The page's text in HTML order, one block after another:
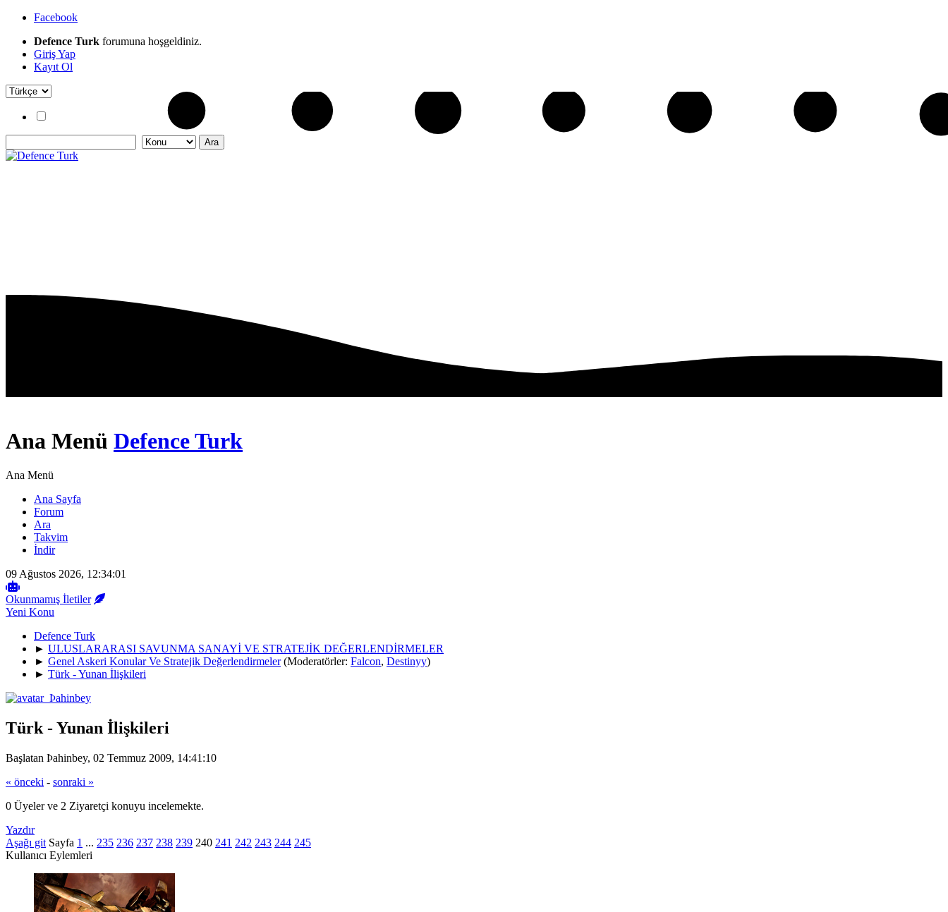
Facebook
Defence Turk forumuna hoşgeldiniz.
Giriş Yap
Kayıt Ol
Ana Menü Defence Turk
Ana Menü
Ana Sayfa
Forum
Ara
Takvim
İndir
09 Ağustos 2026, 12:34:01
Okunmamış İletiler
Yeni Konu
Defence Turk
► ULUSLARARASI SAVUNMA SANAYİ VE STRATEJİK DEĞERLENDİRMELER
► Genel Askeri Konular Ve Stratejik Değerlendirmeler (Moderatörler: Falcon, Destinyy)
► Türk - Yunan İlişkileri
Türk - Yunan İlişkileri
Başlatan Þahinbey, 02 Temmuz 2009, 14:41:10
« önceki - sonraki »
0 Üyeler ve 2 Ziyaretçi konuyu incelemekte.
Yazdır
Aşağı git Sayfa 1 ... 235 236 237 238 239 240 241 242 243 244 245
Kullanıcı Eylemleri